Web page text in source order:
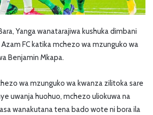
Yanga wanatarajiwa kushuka dimbani
FC katika mchezo wa mzunguko wa
Benjamin Mkapa.
wa mzunguko wa kwanza zilitoka sare
uwanja huohuo, mchezo uliokuwa na
wanakutana tena bado wote ni bora ila